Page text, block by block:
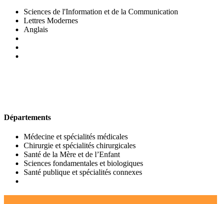
Sciences de l'Information et de la Communication
Lettres Modernes
Anglais
Départements
Médecine et spécialités médicales
Chirurgie et spécialités chirurgicales
Santé de la Mère et de l’Enfant
Sciences fondamentales et biologiques
Santé publique et spécialités connexes